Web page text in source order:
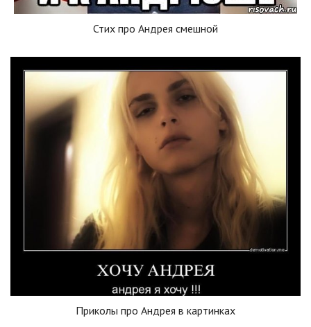
Стих про Андрея смешной
Приколы про Андрея в картинках